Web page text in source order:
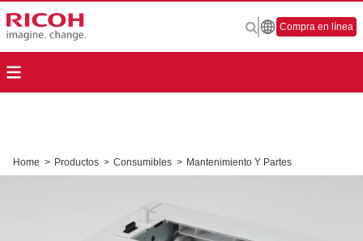
Compra en línea
Home > Productos > Consumibles > Mantenimiento Y Partes